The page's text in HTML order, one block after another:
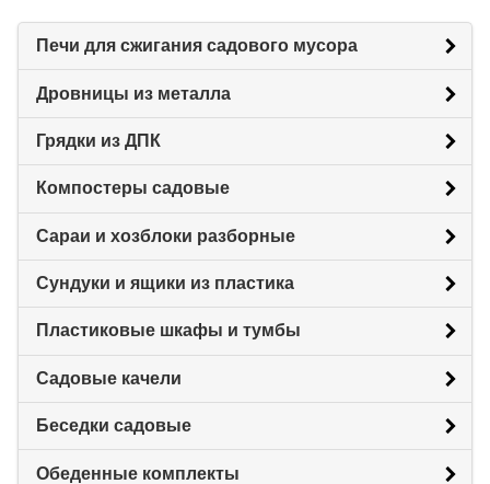
Печи для сжигания садового мусора
Дровницы из металла
Грядки из ДПК
Компостеры садовые
Сараи и хозблоки разборные
Сундуки и ящики из пластика
Пластиковые шкафы и тумбы
Садовые качели
Беседки садовые
Обеденные комплекты